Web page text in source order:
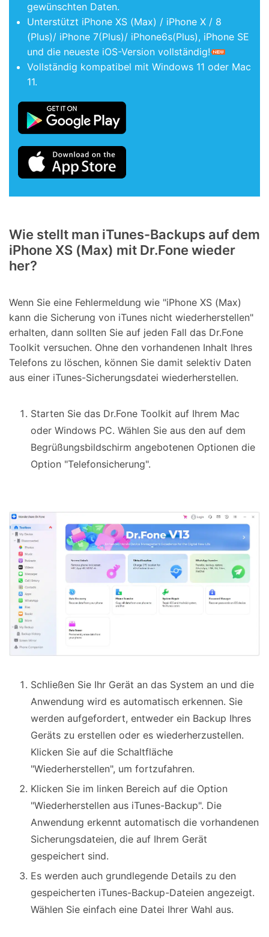
gewünschten Daten.
Unterstützt iPhone XS (Max) / iPhone X / 8
(Plus)/ iPhone 7(Plus)/ iPhone6s(Plus), iPhone SE
und die neueste iOS-Version vollständig!
Vollständig kompatibel mit Windows 11 oder Mac
11.
Wie stellt man iTunes-Backups auf dem
iPhone XS (Max) mit Dr.Fone wieder
her?
Wenn Sie eine Fehlermeldung wie "iPhone XS (Max)
kann die Sicherung von iTunes nicht wiederherstellen"
erhalten, dann sollten Sie auf jeden Fall das Dr.Fone
Toolkit versuchen. Ohne den vorhandenen Inhalt Ihres
Telefons zu löschen, können Sie damit selektiv Daten
aus einer iTunes-Sicherungsdatei wiederherstellen.
Starten Sie das Dr.Fone Toolkit auf Ihrem Mac
oder Windows PC. Wählen Sie aus den auf dem
Begrüßungsbildschirm angebotenen Optionen die
Option "Telefonsicherung".
Schließen Sie Ihr Gerät an das System an und die
Anwendung wird es automatisch erkennen. Sie
werden aufgefordert, entweder ein Backup Ihres
Geräts zu erstellen oder es wiederherzustellen.
Klicken Sie auf die Schaltfläche
"Wiederherstellen", um fortzufahren.
Klicken Sie im linken Bereich auf die Option
"Wiederherstellen aus iTunes-Backup". Die
Anwendung erkennt automatisch die vorhandenen
Sicherungsdateien, die auf Ihrem Gerät
gespeichert sind.
Es werden auch grundlegende Details zu den
gespeicherten iTunes-Backup-Dateien angezeigt.
Wählen Sie einfach eine Datei Ihrer Wahl aus.